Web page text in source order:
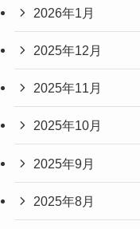
2026年1月
2025年12月
2025年11月
2025年10月
2025年9月
2025年8月